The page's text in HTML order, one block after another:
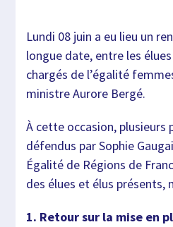
Lundi 08 juin a eu lieu un
longue date, entre les
chargés de l’égalité
ministre Aurore Bergé.
À cette occasion, plusieurs
défendus par Sophie
Égalité de Régions de
des élues et élus présents,
1. Retour sur la mise en